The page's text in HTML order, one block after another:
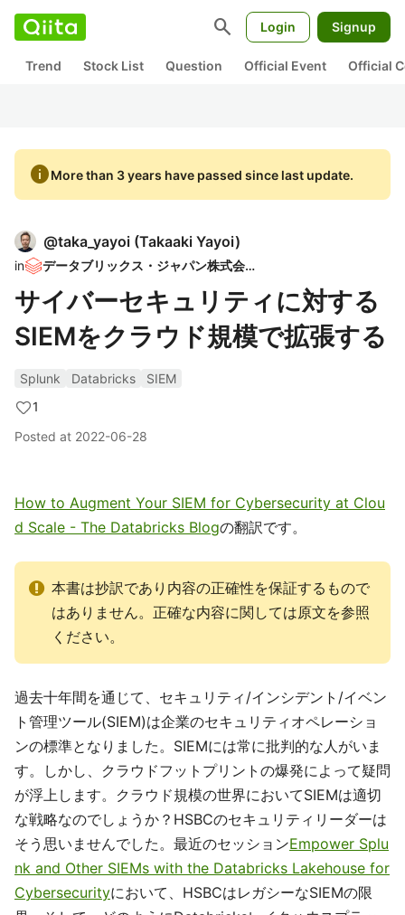
search Login Signup
Trend Stock List Question Official Event Official
infoMore than 3 years have passed since last update.
@taka_yayoi (Takaaki Yayoi)
in データブリックス・ジャパン株式会社
サイバーセキュリティに対する
SIEMをクラウド規模で拡張する
Splunk Databricks
SIEM
1
Posted at 2022-06-28
How to Augment Your SIEM for Cybersecurity at Clou
d Scale - The Databricks Blogの翻訳です。
本書は抄訳であり内容の正確性を保証するもので
はありません。正確な内容に関しては原文を参照
ください。
過去十年間を通じて、セキュリティ/インシデント/イベン
ト管理ツール(SIEM)は企業のセキュリティオペレーショ
ンの標準となりました。SIEMには常に批判的な人がいま
す。しかし、クラウドフットプリントの爆発によって疑問
が浮上します。クラウド規模の世界においてSIEMは適切
な戦略なのでしょうか？HSBCのセキュリティリーダーは
そう思いませんでした。最近のセッションEmpower Splu
nk and Other SIEMs with the Databricks Lakehouse for
Cybersecurityにおいて、HSBCはレガシーなSIEMの限